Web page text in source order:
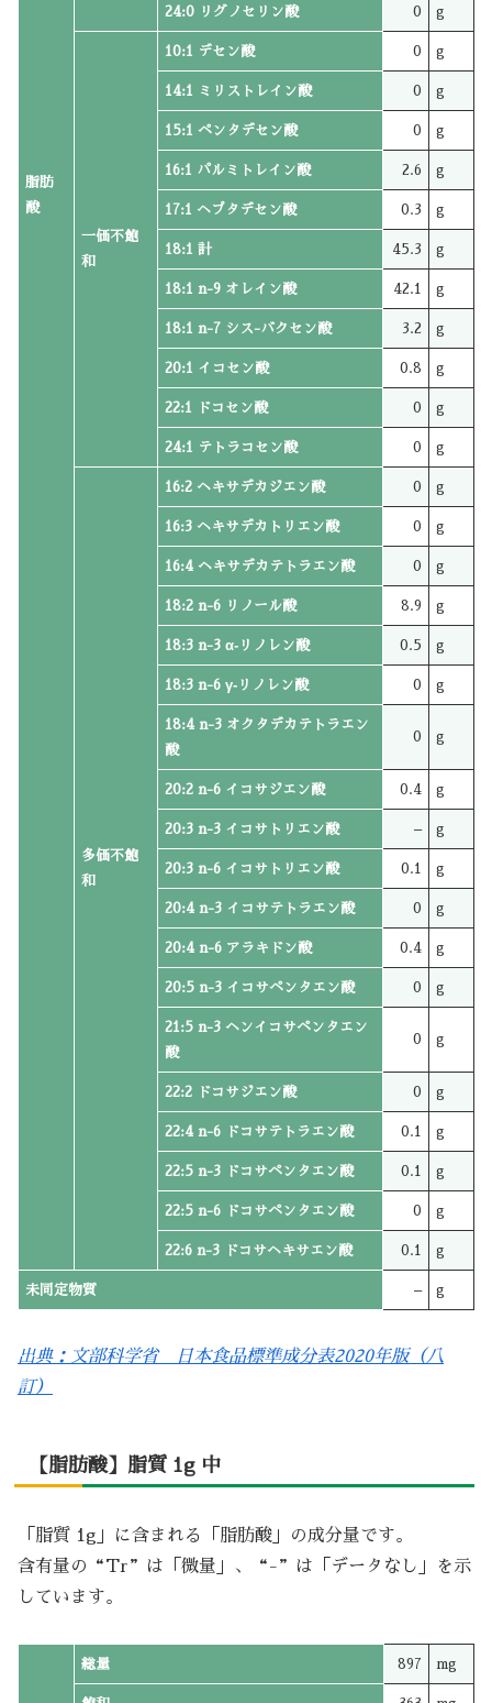
脂肪
酸
24:0 リグノセリン酸 0 g
一価不飽
和
10:1 デセン酸 0 g
14:1 ミリストレイン酸 0 g
15:1 ペンタデセン酸 0 g
16:1 パルミトレイン酸 2.6 g
17:1 ヘプタデセン酸 0.3 g
18:1 計 45.3 g
18:1 n-9 オレイン酸 42.1 g
18:1 n-7 シス-バクセン酸 3.2 g
20:1 イコセン酸 0.8 g
22:1 ドコセン酸 0 g
24:1 テトラコセン酸 0 g
多価不飽
和
16:2 ヘキサデカジエン酸 0 g
16:3 ヘキサデカトリエン酸 0 g
16:4 ヘキサデカテトラエン酸 0 g
18:2 n-6 リノール酸 8.9 g
18:3 n-3 α‐リノレン酸 0.5 g
18:3 n-6 γ‐リノレン酸 0 g
18:4 n-3 オクタデカテトラエン
酸
0 g
20:2 n-6 イコサジエン酸 0.4 g
20:3 n-3 イコサトリエン酸 – g
20:3 n-6 イコサトリエン酸 0.1 g
20:4 n-3 イコサテトラエン酸 0 g
20:4 n-6 アラキドン酸 0.4 g
20:5 n-3 イコサペンタエン酸 0 g
21:5 n-3 ヘンイコサペンタエン
酸
0 g
22:2 ドコサジエン酸 0 g
22:4 n-6 ドコサテトラエン酸 0.1 g
22:5 n-3 ドコサペンタエン酸 0.1 g
22:5 n-6 ドコサペンタエン酸 0 g
22:6 n-3 ドコサヘキサエン酸 0.1 g
未同定物質 – g
出典：文部科学省 日本食品標準成分表2020年版（八
訂）
【脂肪酸】脂質 1g 中
「脂質 1g」に含まれる「脂肪酸」の成分量です。
含有量の“Tr”は「微量」、“-”は「データなし」を示
しています。
総量 897 mg